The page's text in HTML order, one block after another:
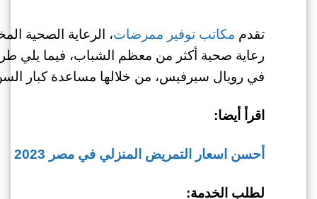
تقدم مكاتب توفير ممرضات، الرعاية الصحية
رعاية صحية أكثر من معظم الشباب، فيما يلي
في رويال سيرفيس، من خلالها مساعدة كبار
اقرأ أيضا:
أحسن اسعار التمريض المنزلي في مصر 2023
لطلب الخدمة: